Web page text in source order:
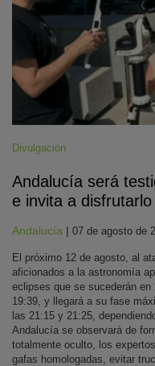
Divulgación
Andalucía será
e invita a
Andalucía | 07 de agosto de
El próximo 12 de agosto, al
aficionados a la astronomía
eclipses que se sucederán
19:39, y llegará a su fase
las 21:15 y 21:25,
Andalucía se observará de
totalmente oculto, los
gafas homologadas, evitar